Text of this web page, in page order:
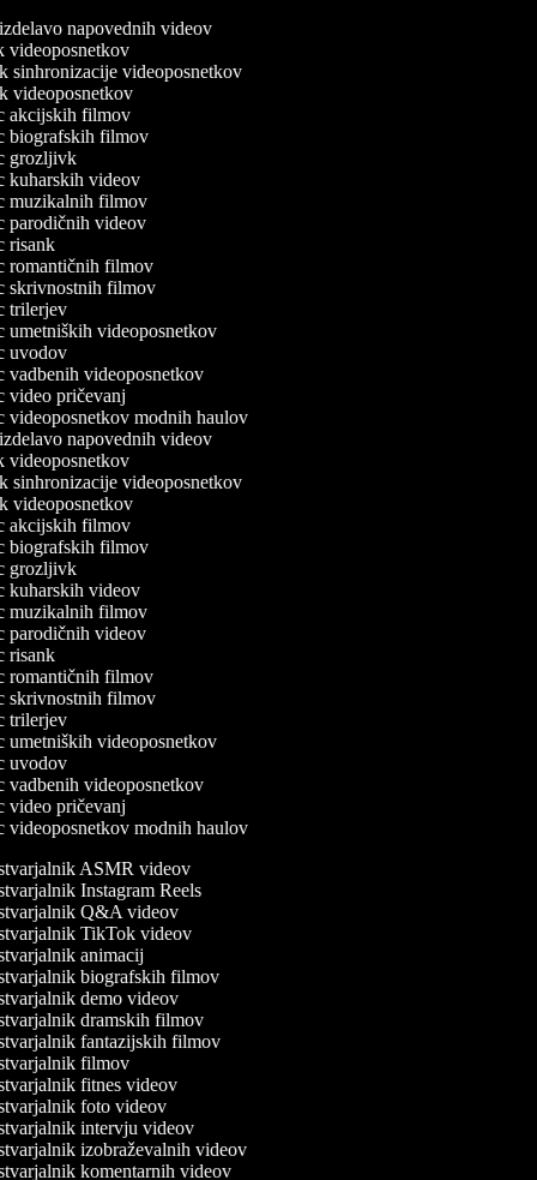
izdelavo napovednih videov
videoposnetkov
sinhronizacije videoposnetkov
videoposnetkov
akcijskih filmov
biografskih filmov
grozljivk
kuharskih videov
muzikalnih filmov
parodičnih videov
risank
romantičnih filmov
skrivnostnih filmov
trilerjev
umetniških videoposnetkov
uvodov
vadbenih videoposnetkov
video pričevanj
videoposnetkov modnih haulov
izdelavo napovednih videov
videoposnetkov
sinhronizacije videoposnetkov
videoposnetkov
akcijskih filmov
biografskih filmov
grozljivk
kuharskih videov
muzikalnih filmov
parodičnih videov
risank
romantičnih filmov
skrivnostnih filmov
trilerjev
umetniških videoposnetkov
uvodov
vadbenih videoposnetkov
video pričevanj
videoposnetkov modnih haulov
ASMR videov
Instagram Reels
Q&A videov
TikTok videov
animacij
biografskih filmov
demo videov
dramskih filmov
fantazijskih filmov
filmov
fitnes videov
foto videov
intervju videov
izobraževalnih videov
komentarnih videov